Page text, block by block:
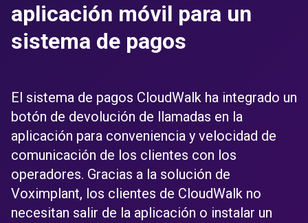
aplicación móvil para un
sistema de pagos
El sistema de pagos CloudWalk ha integrado un
botón de devolución de llamadas en la
aplicación para conveniencia y velocidad de
comunicación de los clientes con los
operadores. Gracias a la solución de
Voximplant, los clientes de CloudWalk no
necesitan salir de la aplicación o instalar un